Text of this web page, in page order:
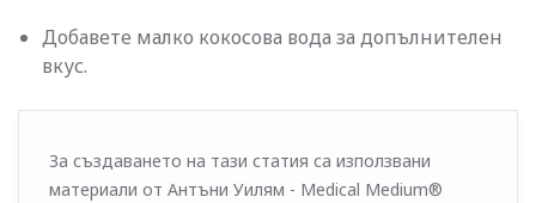
Добавете малко кокосова вода за допълнителен
вкус.
За създаването на тази статия са използвани
материали от Антъни Уилям - Medical Medium®